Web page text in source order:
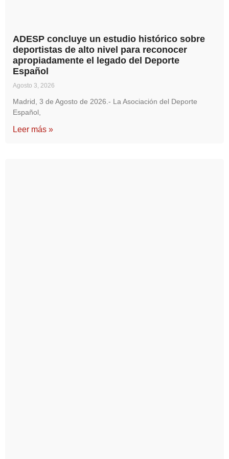
ADESP concluye un estudio histórico sobre
deportistas de alto nivel para reconocer
apropiadamente el legado del Deporte
Español
Agosto 3, 2026
Madrid, 3 de Agosto de 2026.- La Asociación del Deporte
Español,
Leer más »